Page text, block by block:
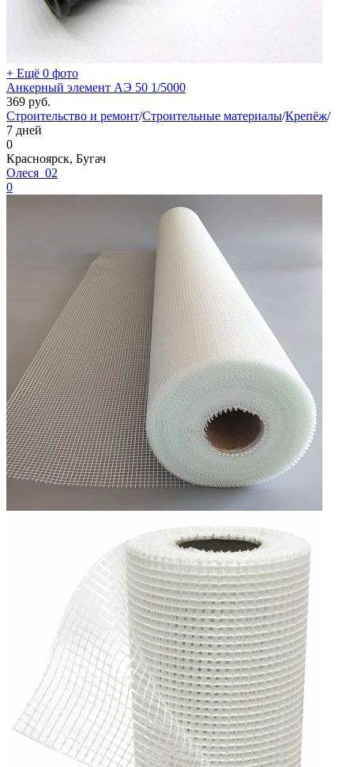
+ Ещё 0 фото
Анкерный элемент АЭ 50 1/5000
369 руб.
Строительство и ремонт/Строительные материалы/Крепёж/
7 дней
0
Красноярск, Бугач
Олеся_02
0